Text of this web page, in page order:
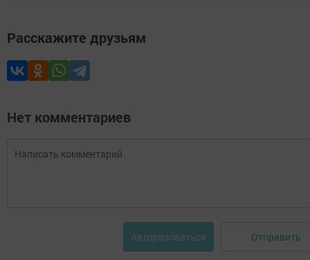
Расскажите друзьям
Нет комментариев
Авторизоваться Отправить